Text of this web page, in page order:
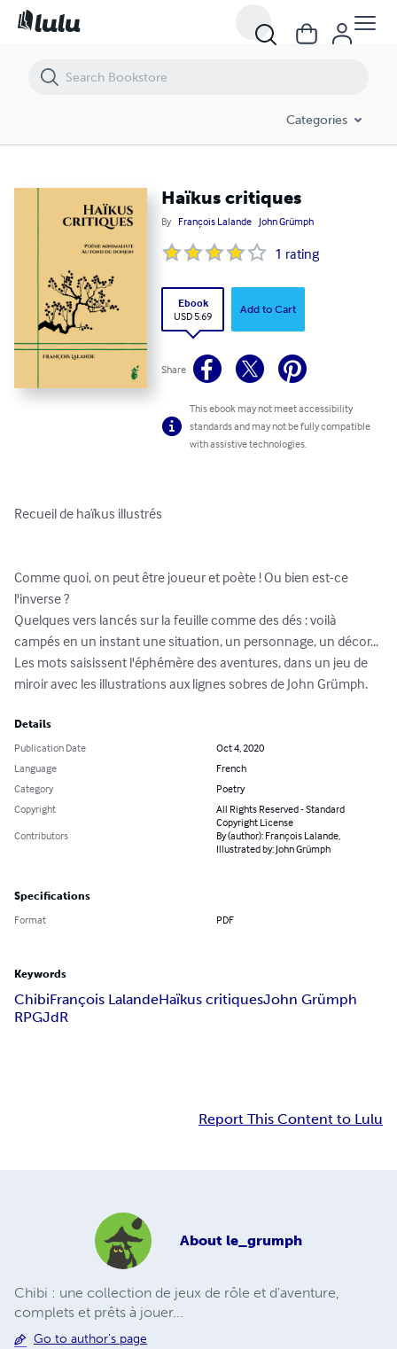
Categories
Haïkus critiques
By François Lalande John Grümph
1 rating
Ebook
USD 5.69
Add to Cart
Share
This ebook may not meet accessibility
standards and may not be fully compatible
with assistive technologies.
Recueil de haïkus illustrés
Comme quoi, on peut être joueur et poète ! Ou bien est-ce
l'inverse ?
Quelques vers lancés sur la feuille comme des dés : voilà
campés en un instant une situation, un personnage, un décor...
Les mots saisissent l'éphémère des aventures, dans un jeu de
miroir avec les illustrations aux lignes sobres de John Grümph.
Details
Publication Date
Oct 4, 2020
Language
French
Category
Poetry
Copyright
All Rights Reserved - Standard
Copyright License
Contributors
By (author): François Lalande,
Illustrated by: John Grümph
Specifications
Format PDF
Keywords
ChibiFrançois LalandeHaïkus critiquesJohn Grümph
RPGJdR
Report This Content to Lulu
About le_grumph
Chibi : une collection de jeux de rôle et d'aventure,
complets et prêts à jouer...
Go to author's page
Haïkus critiques